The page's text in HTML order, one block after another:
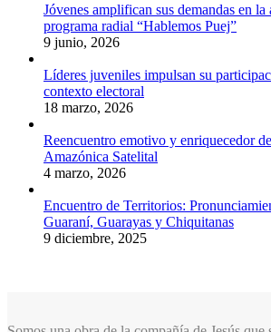
Jóvenes amplifican sus demandas en
programa radial “Hablemos Puej”
9 junio, 2026
Líderes juveniles impulsan su
contexto electoral
18 marzo, 2026
Reencuentro emotivo y enriquecedor
Amazónica Satelital
4 marzo, 2026
Encuentro de Territorios:
Guaraní, Guarayas y Chiquitanas
9 diciembre, 2025